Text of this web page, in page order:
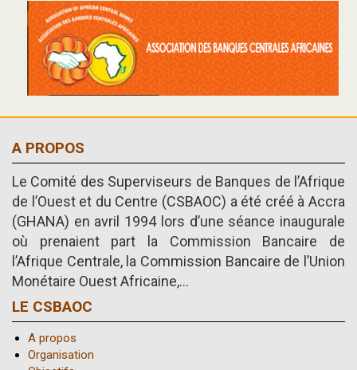
A PROPOS
Le Comité des Superviseurs de Banques de l’Afrique
de l’Ouest et du Centre (CSBAOC) a été créé à Accra
(GHANA) en avril 1994 lors d’une séance inaugurale
où prenaient part la Commission Bancaire de
l’Afrique Centrale, la Commission Bancaire de l’Union
Monétaire Ouest Africaine,...
LE CSBAOC
A propos
Organisation